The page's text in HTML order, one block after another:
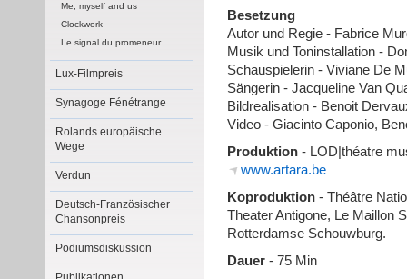
Me, myself and us
Clockwork
Le signal du promeneur
Lux-Filmpreis
Synagoge Fénétrange
Rolands europäische
Wege
Verdun
Deutsch-Französischer
Chansonpreis
Podiumsdiskussion
Besetzung
Autor und Regie - Fabrice
Musik und Toninstallation -
Schauspielerin - Viviane De
Sängerin - Jacqueline Van
Bildrealisation - Benoit
Video - Giacinto Caponio,
Produktion - LOD|théatre
www.artara.be
Koproduktion - Théâtre
Theater Antigone, Le Maillon
Rotterdamse Schouwburg.
Dauer - 75 Min